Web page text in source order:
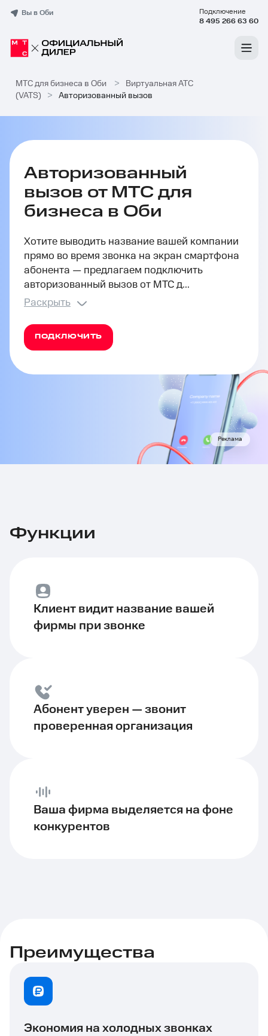
Вы в Оби
Подключение
8 495 266 63 60
МТС для бизнеса в Оби >
Виртуальная ATC
(VATS)
> Авторизованный вызов
Авторизованный
вызов от МТС для
бизнеса в Оби
Хотите выводить название вашей компании
прямо во время звонка на экран смартфона
абонента — предлагаем подключить
авторизованный вызов от МТС д...
Раскрыть
ПОДКЛЮЧИТЬ
Реклама
Функции
Клиент видит название вашей
фирмы при звонке
Абонент уверен — звонит
проверенная организация
Ваша фирма выделяется на фоне
конкурентов
Преимущества
Экономия на холодных звонках